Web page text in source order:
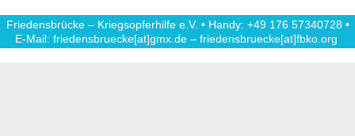
Friedensbrücke – Kriegsopferhilfe e.V. • Handy: +49 176 57340728 •
E-Mail: friedensbruecke[at]gmx.de – friedensbruecke[at]fbko.org